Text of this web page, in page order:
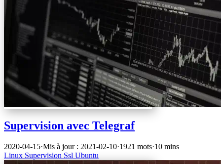
Supervision avec Telegraf
2020-04-15·Mis à jour : 2021-02-10·1921 mots·10 mins
Linux Supervision Ssl Ubuntu